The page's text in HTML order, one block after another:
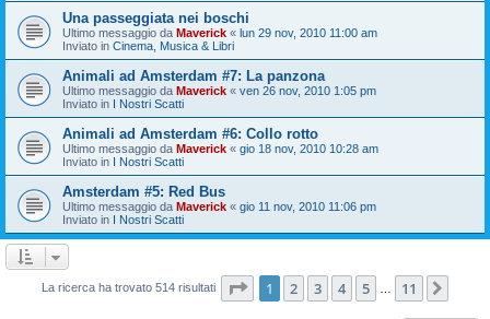
Una passeggiata nei boschi
Ultimo messaggio da Maverick « lun 29 nov, 2010 11:00 am
Inviato in Cinema, Musica & Libri
Animali ad Amsterdam #7: La panzona
Ultimo messaggio da Maverick « ven 26 nov, 2010 1:05 pm
Inviato in I Nostri Scatti
Animali ad Amsterdam #6: Collo rotto
Ultimo messaggio da Maverick « gio 18 nov, 2010 10:28 am
Inviato in I Nostri Scatti
Amsterdam #5: Red Bus
Ultimo messaggio da Maverick « gio 11 nov, 2010 11:06 pm
Inviato in I Nostri Scatti
La ricerca ha trovato 514 risultati Pagina di 11
1 2 3 4 5 11